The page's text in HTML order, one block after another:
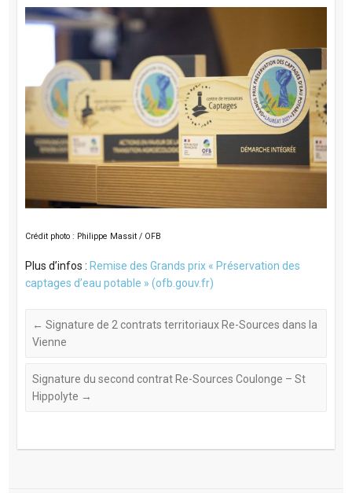
Crédit photo : Philippe Massit / OFB
Plus d’infos : Remise des Grands prix « Préservation des
captages d’eau potable » (ofb.gouv.fr)
← Signature de 2 contrats territoriaux Re-Sources dans la
Vienne
Signature du second contrat Re-Sources Coulonge – St
Hippolyte →